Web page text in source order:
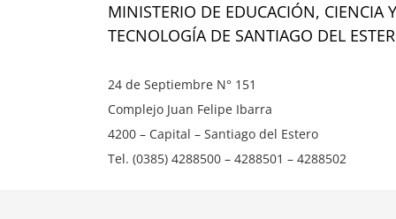
MINISTERIO DE EDUCACIÓN, CIENCIA Y
TECNOLOGÍA DE SANTIAGO DEL
24 de Septiembre N° 151
Complejo Juan Felipe Ibarra
4200 – Capital – Santiago del Estero
Tel. (0385) 4288500 – 4288501 – 4288502